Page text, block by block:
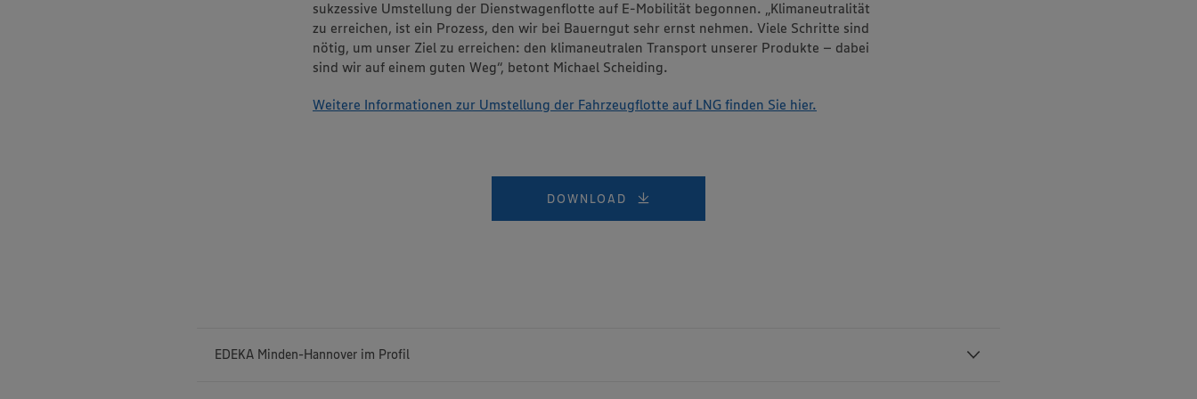
sukzessive Umstellung der Dienstwagenflotte auf E-Mobilität begonnen. „Klimaneutralität
zu erreichen, ist ein Prozess, den wir bei Bauerngut sehr ernst nehmen. Viele Schritte sind
nötig, um unser Ziel zu erreichen: den klimaneutralen Transport unserer Produkte – dabei
sind wir auf einem guten Weg“, betont Michael Scheiding.
Weitere Informationen zur Umstellung der Fahrzeugflotte auf LNG finden Sie hier.
DOWNLOAD
EDEKA Minden-Hannover im Profil